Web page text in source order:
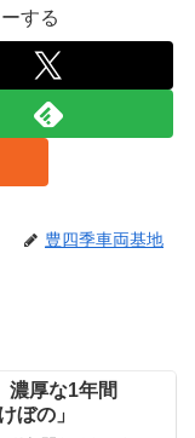
する
豊四季車両基地
厚な1年間
ぼの」